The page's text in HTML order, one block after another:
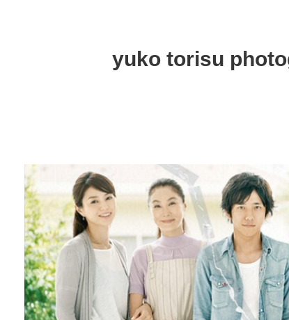
yuko torisu